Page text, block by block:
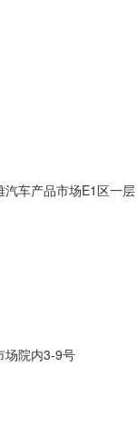
车产品市场E1区一层
场院内3-9号